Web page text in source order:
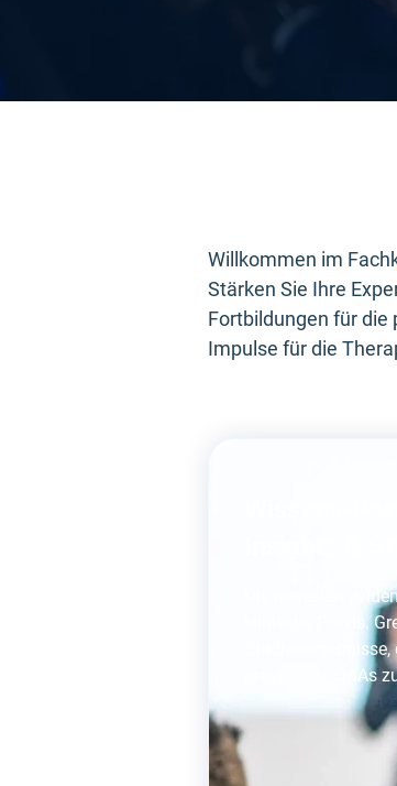
Willkommen im
Stärken Sie Ihre
Fortbildungen für
Impulse für die
Wissens-
Insights &
Die neuesten
klinische Praxis.
praxisnahe Q&As